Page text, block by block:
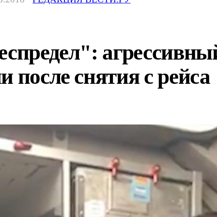
после снятия с рейса